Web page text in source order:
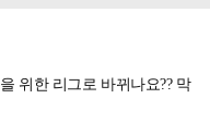
위한 리그로 바뀌나요?? 막